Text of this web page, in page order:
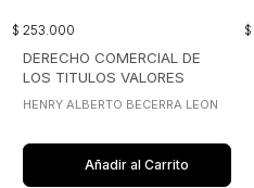
$ 253.000
DERECHO COMERCIAL DE
LOS TITULOS VALORES
HENRY ALBERTO BECERRA LEON
Añadir al Carrito
$